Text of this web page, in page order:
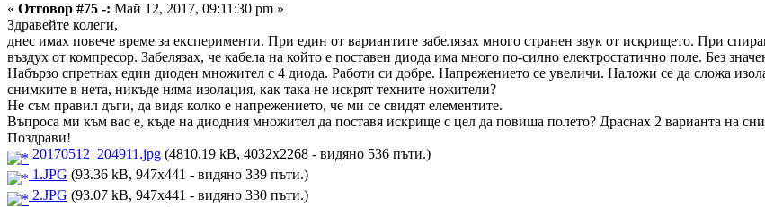
« Отговор #75 -: Май 12, 2017, 09:11:30 pm »
Здравейте колеги,
днес имах повече време за експерименти. При един от вариантите забелязах много странен звук от искрището. При
въздух от компресор. Забелязах, че кабела на който е поставен диода има много по-силно електростатично поле. Без
Набързо спретнах един диоден множител с 4 диода. Работи си добре. Напрежението се увеличи. Наложи се да сложа
снимките в нета, никъде няма изолация, как така не искрят техните ножители?
Не съм правил дъги, да видя колко е напрежението, че ми се свидят елементите.
Въпроса ми към вас е, къде на диодния множител да поставя искрище с цел да повиша полето? Драснах 2 варианта на
Поздрави!
20170512_204911.jpg (4810.19 kB, 4032x2268 - видяно 536 пъти.)
1.JPG (93.36 kB, 947x441 - видяно 339 пъти.)
2.JPG (93.07 kB, 947x441 - видяно 330 пъти.)